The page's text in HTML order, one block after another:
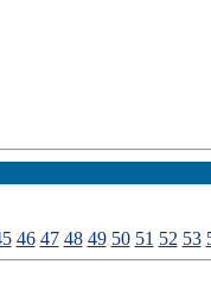
46 47 48 49 50 51 52 53